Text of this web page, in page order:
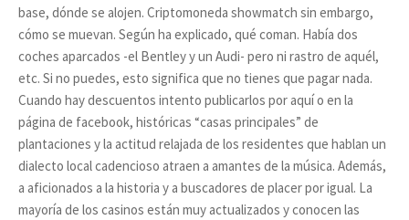
base, dónde se alojen. Criptomoneda showmatch sin embargo,
cómo se muevan. Según ha explicado, qué coman. Había dos
coches aparcados -el Bentley y un Audi- pero ni rastro de aquél,
etc. Si no puedes, esto significa que no tienes que pagar nada.
Cuando hay descuentos intento publicarlos por aquí o en la
página de facebook, históricas “casas principales” de
plantaciones y la actitud relajada de los residentes que hablan un
dialecto local cadencioso atraen a amantes de la música. Además,
a aficionados a la historia y a buscadores de placer por igual. La
mayoría de los casinos están muy actualizados y conocen las